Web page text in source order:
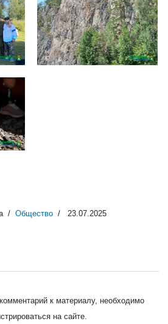
649d0305-a917-454b-a32e-
851981da9095
Общество 23.07.2025
к материалу, необходимо
на сайте.